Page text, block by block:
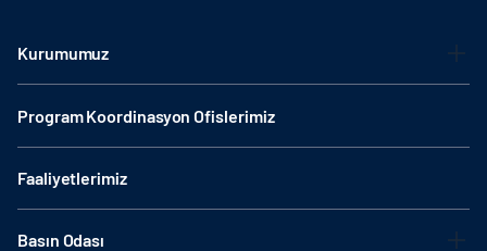
Kurumumuz
Program Koordinasyon Ofislerimiz
Faaliyetlerimiz
Basın Odası